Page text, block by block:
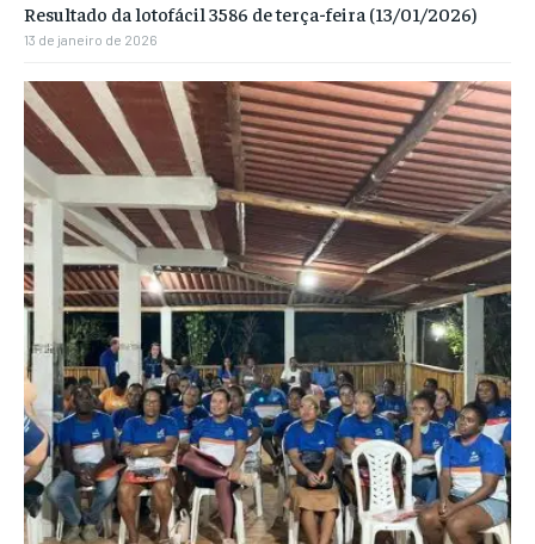
Resultado da lotofácil 3586 de terça-feira (13/01/2026)
13 de janeiro de 2026